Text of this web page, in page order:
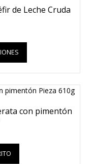
de Leche Cruda
Este
tiene
múltiples
variantes.
Las
opciones
con pimentón